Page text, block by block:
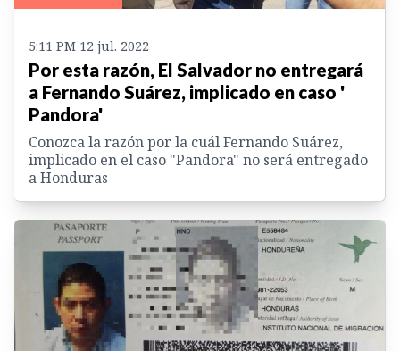
5:11 PM 12 jul. 2022
Por esta razón, El Salvador no entregará
a Fernando Suárez, implicado en caso '
Pandora'
Conozca la razón por la cuál Fernando Suárez,
implicado en el caso "Pandora" no será entregado
a Honduras